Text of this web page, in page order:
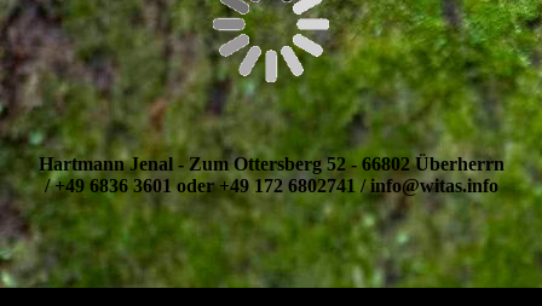
Hartmann Jenal - Zum Ottersberg 52 - 66802 Überherrn
/ +49 6836 3601 oder +49 172 6802741 / info@witas.info